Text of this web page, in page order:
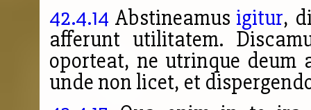
42.4.14 Abstineamus igitur,
afferunt utilitatem.
oporteat, ne utrinque deum
unde non licet, et